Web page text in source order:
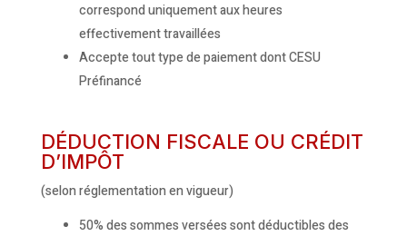
correspond uniquement aux heures
effectivement travaillées
Accepte tout type de paiement dont CESU
Préfinancé
DÉDUCTION FISCALE OU CRÉDIT
D’IMPÔT
(selon réglementation en vigueur)
50% des sommes versées sont déductibles des